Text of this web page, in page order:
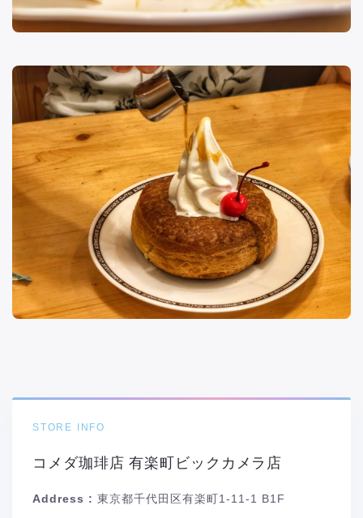
STORE INFO
コメダ珈琲店 有楽町ビックカメラ店
Address : 東京都千代田区有楽町1-11-1 B1F